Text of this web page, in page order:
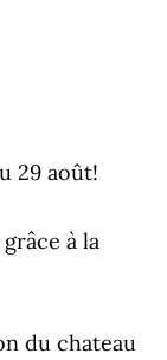
29 août!
à la
du chateau